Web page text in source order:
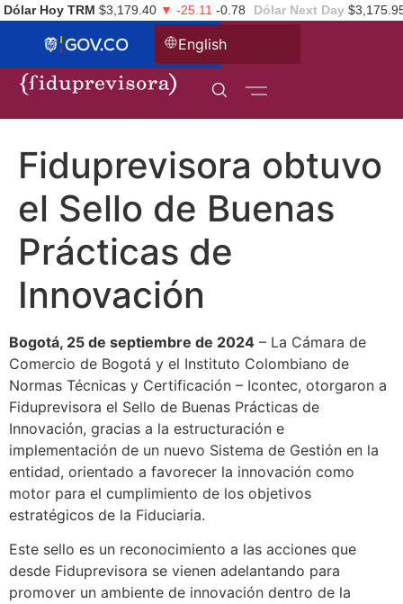
Dólar Hoy TRM $3,179.40 ▼ -25.11 -0.78 Dólar Next Day
English
Fiduprevisora obtuvo
el Sello de Buenas
Prácticas de
Innovación
Bogotá, 25 de septiembre de 2024 – La Cámara de
Comercio de Bogotá y el Instituto Colombiano de
Normas Técnicas y Certificación – Icontec, otorgaron a
Fiduprevisora el Sello de Buenas Prácticas de
Innovación, gracias a la estructuración e
implementación de un nuevo Sistema de Gestión en la
entidad, orientado a favorecer la innovación como
motor para el cumplimiento de los objetivos
estratégicos de la Fiduciaria.
Este sello es un reconocimiento a las acciones que
desde Fiduprevisora se vienen adelantando para
promover un ambiente de innovación dentro de la